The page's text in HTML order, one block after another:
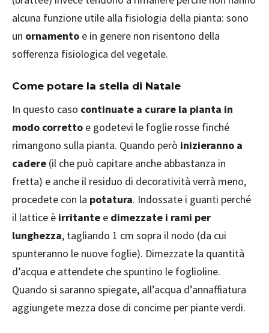
alcuna funzione utile alla fisiologia della pianta: sono
un ornamento e in genere non risentono della
sofferenza fisiologica del vegetale.
Come potare la stella di Natale
In questo caso continuate a curare la pianta in
modo corretto e godetevi le foglie rosse finché
rimangono sulla pianta. Quando però inizieranno a
cadere (il che può capitare anche abbastanza in
fretta) e anche il residuo di decoratività verrà meno,
procedete con la potatura. Indossate i guanti perché
il lattice è irritante e dimezzate i rami per
lunghezza, tagliando 1 cm sopra il nodo (da cui
spunteranno le nuove foglie). Dimezzate la quantità
d’acqua e attendete che spuntino le foglioline.
Quando si saranno spiegate, all’acqua d’annaffiatura
aggiungete mezza dose di concime per piante verdi.